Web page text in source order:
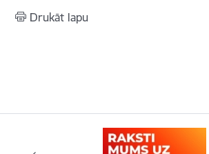
Drukāt lapu